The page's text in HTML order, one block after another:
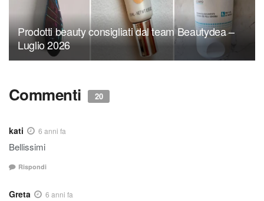
Prodotti beauty consigliati dal team Beautydea –
Luglio 2026
Commenti 20
kati 6 anni fa
Bellissimi
Rispondi
Greta 6 anni fa